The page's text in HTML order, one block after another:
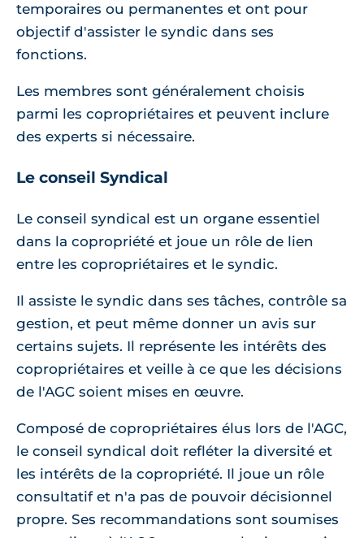
temporaires ou permanentes et ont pour
objectif d'assister le syndic dans ses
fonctions.
Les membres sont généralement choisis
parmi les copropriétaires et peuvent inclure
des experts si nécessaire.
Le conseil Syndical
Le conseil syndical est un organe essentiel
dans la copropriété et joue un rôle de lien
entre les copropriétaires et le syndic.
Il assiste le syndic dans ses tâches, contrôle sa
gestion, et peut même donner un avis sur
certains sujets. Il représente les intérêts des
copropriétaires et veille à ce que les décisions
de l'AGC soient mises en œuvre.
Composé de copropriétaires élus lors de l'AGC,
le conseil syndical doit refléter la diversité et
les intérêts de la copropriété. Il joue un rôle
consultatif et n'a pas de pouvoir décisionnel
propre. Ses recommandations sont soumises